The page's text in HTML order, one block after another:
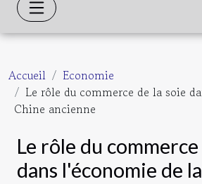
Accueil
Economie
Le rôle du commerce de la soie
Chine ancienne
Le rôle du
dans l'économie de